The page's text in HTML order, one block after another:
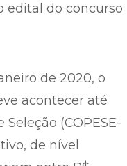
edital do concurso
de 2020, o
acontecer até
(COPESE-
de nível